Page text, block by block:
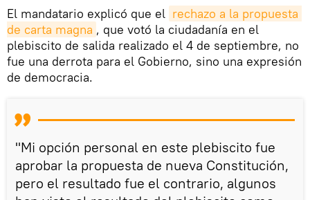
El mandatario explicó que el rechazo a la propuesta
de carta magna , que votó la ciudadanía en el
plebiscito de salida realizado el 4 de septiembre, no
fue una derrota para el Gobierno, sino una expresión
de democracia.
"Mi opción personal en este plebiscito fue
aprobar la propuesta de nueva Constitución,
pero el resultado fue el contrario, algunos